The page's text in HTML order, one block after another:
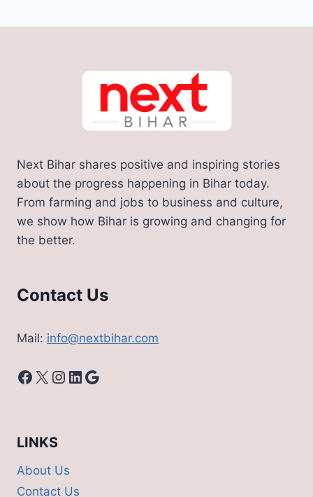
Next Bihar shares positive and inspiring stories
about the progress happening in Bihar today.
From farming and jobs to business and culture,
we show how Bihar is growing and changing for
the better.
Contact Us
Mail: info@nextbihar.com
Facebook
X Instagram
LinkedIn
Google
LINKS
About Us
Contact Us